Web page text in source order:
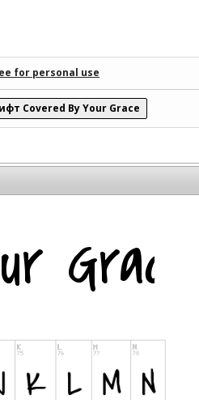
for personal use
Covered By Your Grace